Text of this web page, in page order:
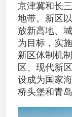
京津冀和长
地带。新区
放新高地、
为目标，实
新区体制机
区、现代新
设成为国家
桥头堡和青